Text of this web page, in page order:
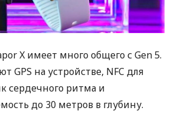
X имеет много общего с Gen 5.
GPS на устройстве, NFC для
сердечного ритма и
до 30 метров в глубину.